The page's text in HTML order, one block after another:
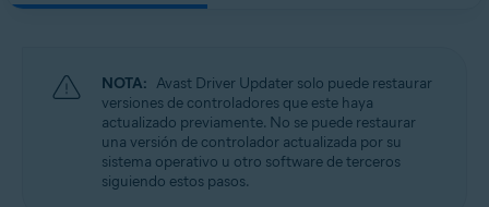
NOTA: Avast Driver Updater solo puede restaurar
versiones de controladores que este haya
actualizado previamente. No se puede restaurar
una versión de controlador actualizada por su
sistema operativo u otro software de terceros
siguiendo estos pasos.